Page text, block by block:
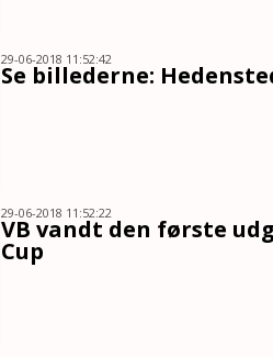
29-06-2018 11:52:42
Se billederne:
29-06-2018 11:52:22
VB vandt den første
Cup